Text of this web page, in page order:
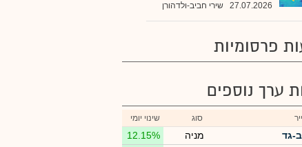
27.07.2026 שירי חביב-ולדהורן
פרסומיות
ערך נוספים
סוג שינוי יומי
גד מניה 12.15%